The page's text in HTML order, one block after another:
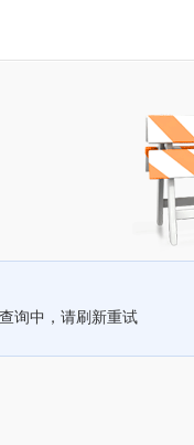
询中，请刷新重试